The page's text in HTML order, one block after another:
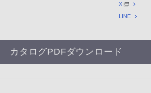
X
LINE
カタログPDFダウンロード